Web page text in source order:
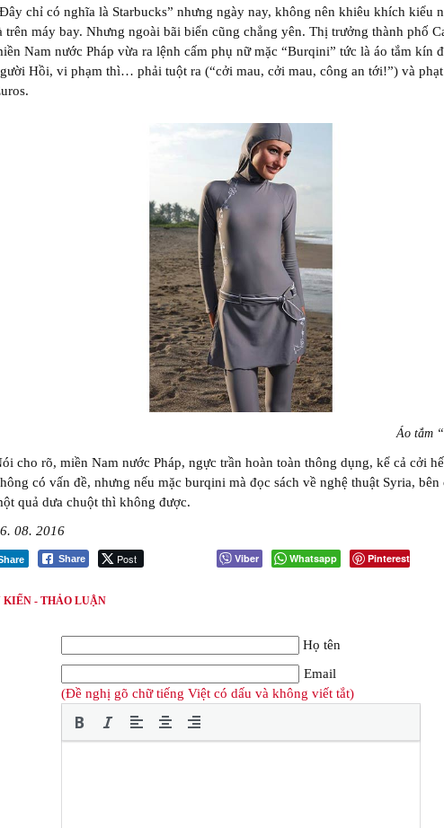
chỉ có nghĩa là Starbucks” nhưng ngày nay, không nên khiêu khích kiểu
trên máy bay. Nhưng ngoài bãi biển cũng chẳng yên. Thị trưởng thành phố
Nam nước Pháp vừa ra lệnh cấm phụ nữ mặc “Burqini” tức là áo tắm kín
Hồi, vi phạm thì… phải tuột ra (“cởi mau, cởi mau, công an tới!”) và
Áo tắm
cho rõ, miền Nam nước Pháp, ngực trần hoàn toàn thông dụng, kể cả cởi
có vấn đề, nhưng nếu mặc burqini mà đọc sách về nghệ thuật Syria, bên
quả dưa chuột thì không được.
08. 2016
Share Post Viber Whatsapp Pinterest
KIẾN - THẢO LUẬN
Họ tên
Email
(Đề nghị gõ chữ tiếng Việt có dấu và không viết tắt)